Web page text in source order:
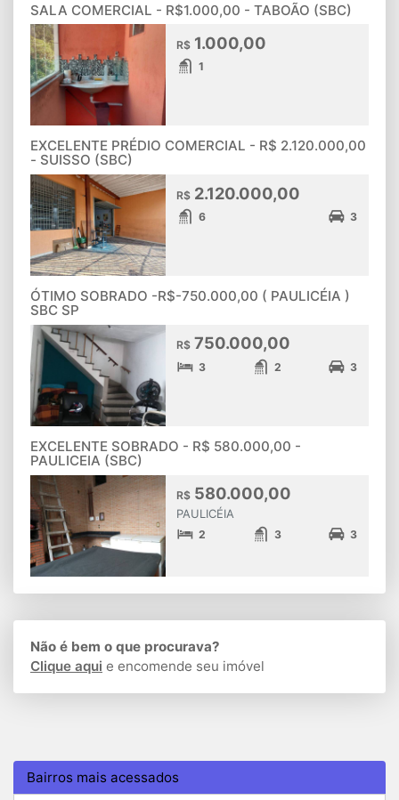
SALA COMERCIAL - R$1.000,00 - TABOÃO (SBC)
R$ 1.000,00
1
EXCELENTE PRÉDIO COMERCIAL - R$ 2.120.000,00
- SUISSO (SBC)
R$ 2.120.000,00
6 3
ÓTIMO SOBRADO -R$-750.000,00 ( PAULICÉIA )
SBC SP
R$ 750.000,00
3 2 3
EXCELENTE SOBRADO - R$ 580.000,00 -
PAULICEIA (SBC)
R$ 580.000,00
PAULICÉIA
2 3 3
Não é bem o que procurava?
Clique aqui e encomende seu imóvel
Bairros mais acessados